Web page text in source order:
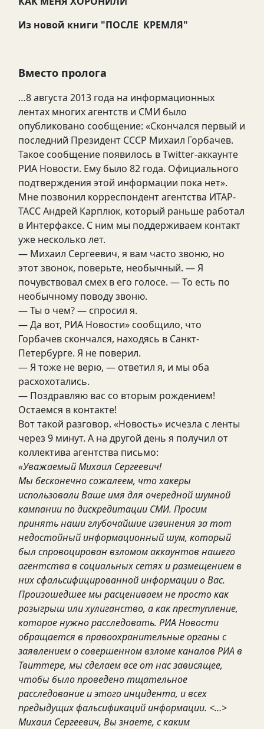
Из новой книги "ПОСЛЕ КРЕМЛЯ"
Вместо пролога
…8 августа 2013 года на информационных
лентах многих агентств и СМИ было
опубликовано сообщение: «Скончался первый и
последний Президент СССР Михаил Горбачев.
Такое сообщение появилось в Twitter-аккаунте
РИА Новости. Ему было 82 года. Официального
подтверждения этой информации пока нет».
Мне позвонил корреспондент агентства ИТАР-
ТАСС Андрей Карплюк, который раньше работал
в Интерфаксе. С ним мы поддерживаем контакт
уже несколько лет.
— Михаил Сергеевич, я вам часто звоню, но
этот звонок, поверьте, необычный. — Я
почувствовал смех в его голосе. — То есть по
необычному поводу звоню.
— Ты о чем? — спросил я.
— Да вот, РИА Новости» сообщило, что
Горбачев скончался, находясь в Санкт-
Петербурге. Я не поверил.
— Я тоже не верю, — ответил я, и мы оба
расхохотались.
— Поздравляю вас со вторым рождением!
Остаемся в контакте!
Вот такой разговор. «Новость» исчезла с ленты
через 9 минут. А на другой день я получил от
коллектива агентства письмо:
«Уважаемый Михаил Сергеевич!
Мы бесконечно сожалеем, что хакеры
использовали Ваше имя для очередной шумной
кампании по дискредитации СМИ. Просим
принять наши глубочайшие извинения за тот
недостойный информационный шум, который
был спровоцирован взломом аккаунтов нашего
агентства в социальных сетях и размещением в
них сфальсифицированной информации о Вас.
Произошедшее мы расцениваем не просто как
розыгрыш или хулиганство, а как преступление,
которое нужно расследовать. РИА Новости
обращается в правоохранительные органы с
заявлением о совершенном взломе каналов РИА в
Твиттере, мы сделаем все от нас зависящее,
чтобы было проведено тщательное
расследование и этого инцидента, и всех
предыдущих фальсификаций информации. <…>
Михаил Сергеевич, Вы знаете, с каким